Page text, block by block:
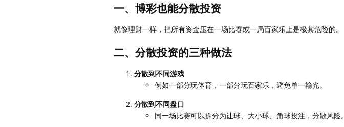
一、博彩也能分散投资
就像理财一样，把所有资金压在一场比赛或一局百家乐上是极其危险的。
二、分散投资的三种做法
分散到不同游戏
例如一部分玩体育，一部分玩百家乐，避免单一输光。
分散到不同盘口
同一场比赛可以拆分为让球、大小球、角球投注，分散风险。